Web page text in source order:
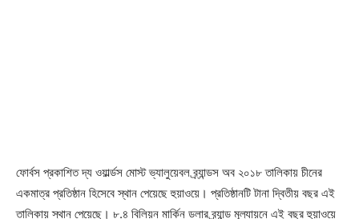
ফোর্বস প্রকাশিত দ্য ওয়ার্ল্ডস মোস্ট ভ্যালুয়েবল ব্র্যান্ডস অব ২০১৮ তালিকায় চীনের
একমাত্র প্রতিষ্ঠান হিসেবে স্থান পেয়েছে হুয়াওয়ে। প্রতিষ্ঠানটি টানা দ্বিতীয় বছর এই
তালিকায় স্থান পেয়েছে। ৮.৪ বিলিয়ন মার্কিন ডলার ব্র্যান্ড মূল্যায়নে এই বছর হুয়াওয়ে